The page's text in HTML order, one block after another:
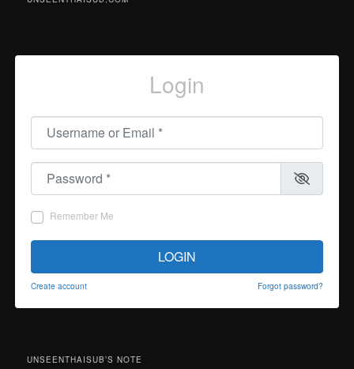
Login
Username or Email
Password
Remember Me
LOGIN
Create account Forgot password?
UNSEENTHAISUB’S NOTE